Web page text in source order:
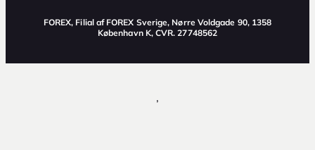
FOREX, Filial af FOREX Sverige, Nørre Voldgade 90, 1358
København K, CVR. 27748562
,